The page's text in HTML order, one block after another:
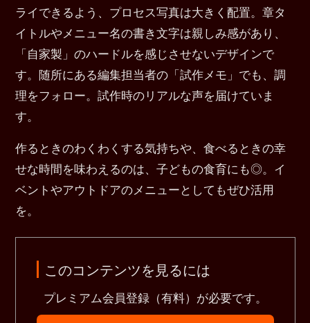
ライできるよう、プロセス写真は大きく配置。章タ
イトルやメニュー名の書き文字は親しみ感があり、
「自家製」のハードルを感じさせないデザインで
す。随所にある編集担当者の「試作メモ」でも、調
理をフォロー。試作時のリアルな声を届けていま
す。
作るときのわくわくする気持ちや、食べるときの幸
せな時間を味わえるのは、子どもの食育にも◎。イ
ベントやアウトドアのメニューとしてもぜひ活用
を。
このコンテンツを見るには
プレミアム会員登録（有料）が必要です。